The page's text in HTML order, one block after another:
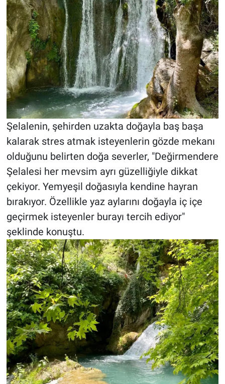
Şelalenin, şehirden uzakta doğayla baş başa
kalarak stres atmak isteyenlerin gözde mekanı
olduğunu belirten doğa severler, "Değirmendere
Şelalesi her mevsim ayrı güzelliğiyle dikkat
çekiyor. Yemyeşil doğasıyla kendine hayran
bırakıyor. Özellikle yaz aylarını doğayla iç içe
geçirmek isteyenler burayı tercih ediyor"
şeklinde konuştu.